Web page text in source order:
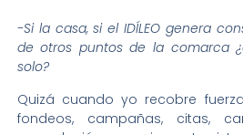
-Si la casa, si el IDÍLEO genera
de otros puntos de la comarca
solo?
Quizá cuando yo recobre
fondeos, campañas, citas,